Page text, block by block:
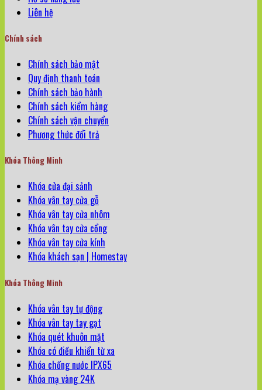
Liên hệ
Chính sách
Chính sách bảo mật
Quy định thanh toán
Chính sách bảo hành
Chính sách kiểm hàng
Chính sách vận chuyển
Phương thức đổi trả
Khóa Thông Minh
Khóa cửa đại sảnh
Khóa vân tay cửa gỗ
Khóa vân tay cửa nhôm
Khóa vân tay cửa cổng
Khóa vân tay cửa kính
Khóa khách sạn | Homestay
Khóa Thông Minh
Khóa vân tay tự động
Khóa vân tay tay gạt
Khóa quét khuôn mặt
Khóa có điều khiển từ xa
Khóa chống nước IPX65
Khóa mạ vàng 24K